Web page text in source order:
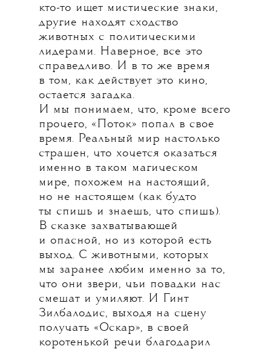
кто-то ищет мистические знаки,
другие находят сходство
животных с политическими
лидерами. Наверное, все это
справедливо. И в то же время
в том, как действует это кино,
остается загадка.
И мы понимаем, что, кроме всего
прочего, «Поток» попал в свое
время. Реальный мир настолько
страшен, что хочется оказаться
именно в таком магическом
мире, похожем на настоящий,
но не настоящем (как будто
ты спишь и знаешь, что спишь).
В сказке захватывающей
и опасной, но из которой есть
выход. С животными, которых
мы заранее любим именно за то,
что они звери, чьи повадки нас
смешат и умиляют. И Гинт
Зилбалодис, выходя на сцену
получать «Оскар», в своей
коротенькой речи благодарил